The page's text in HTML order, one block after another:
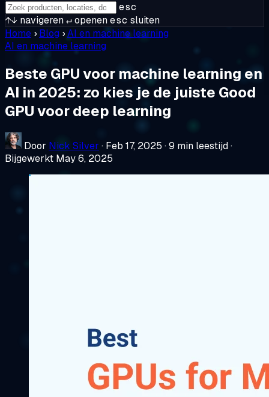
esc
↑↓ navigeren↵openenesc sluiten
Home › Blog ›AI en machine learning
AI en machine learning
Beste GPU voor machine learning en
AI in 2025: zo kies je de juiste Good
GPU voor deep learning
Door Nick Silver · Feb 17, 2025 ·9 min leestijd·
Bijgewerkt May 6, 2025